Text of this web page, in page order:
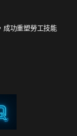
成功重塑勞工技能